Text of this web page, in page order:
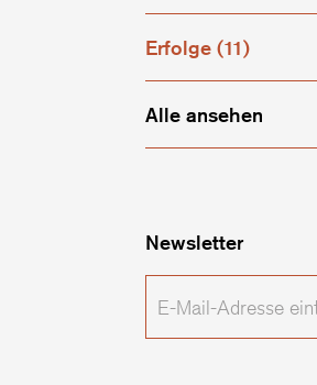
Erfolge (11)
Alle ansehen
Newsletter
Mail-
Adresse